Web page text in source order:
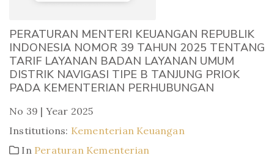
PERATURAN MENTERI KEUANGAN REPUBLIK
INDONESIA NOMOR 39 TAHUN 2025 TENTANG
TARIF LAYANAN BADAN LAYANAN UMUM
DISTRIK NAVIGASI TIPE B TANJUNG PRIOK
PADA KEMENTERIAN PERHUBUNGAN
No 39 | Year 2025
Institutions: Kementerian Keuangan
In Peraturan Kementerian